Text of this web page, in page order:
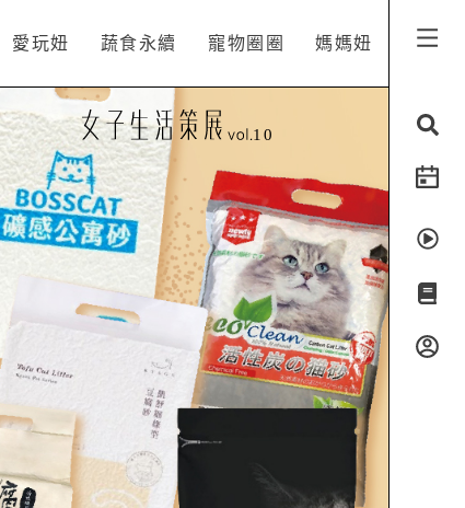
愛玩妞 蔬食永續 寵物圈圈 媽媽妞
10